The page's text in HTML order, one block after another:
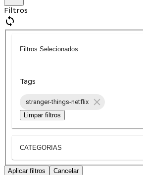
Filtros
Filtros Selecionados
Tags
stranger-things-netflix
Limpar filtros
CATEGORIAS
Aplicar filtros Cancelar